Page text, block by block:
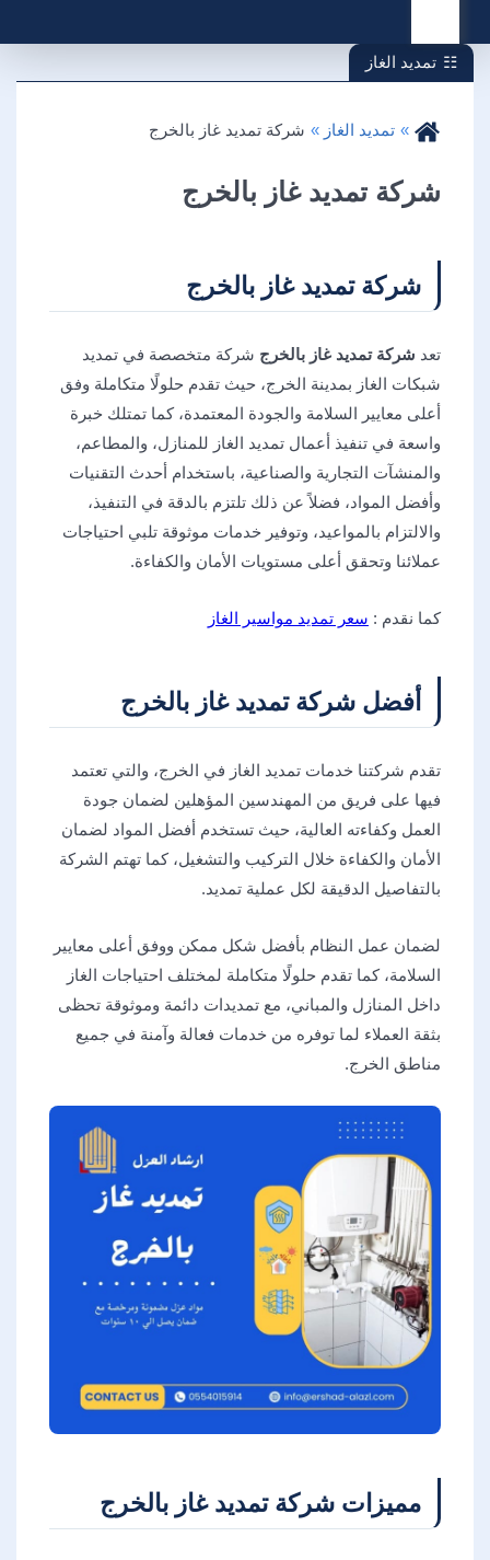
القائمة
تمديد الغاز
تمديد الغاز شركة تمديد غاز بالخرج
شركة تمديد غاز بالخرج
شركة تمديد غاز بالخرج
تعد شركة تمديد غاز بالخرج شركة متخصصة في تمديد
شبكات الغاز بمدينة الخرج، حيث تقدم حلولًا متكاملة وفق
أعلى معايير السلامة والجودة المعتمدة، كما تمتلك خبرة
واسعة في تنفيذ أعمال تمديد الغاز للمنازل، والمطاعم،
والمنشآت التجارية والصناعية، باستخدام أحدث التقنيات
وأفضل المواد، فضلاً عن ذلك تلتزم بالدقة في التنفيذ،
والالتزام بالمواعيد، وتوفير خدمات موثوقة تلبي احتياجات
عملائنا وتحقق أعلى مستويات الأمان والكفاءة.
كما نقدم : سعر تمديد مواسير الغاز
أفضل شركة تمديد غاز بالخرج
تقدم شركتنا خدمات تمديد الغاز في الخرج، والتي تعتمد
فيها على فريق من المهندسين المؤهلين لضمان جودة
العمل وكفاءته العالية، حيث تستخدم أفضل المواد لضمان
الأمان والكفاءة خلال التركيب والتشغيل، كما تهتم الشركة
بالتفاصيل الدقيقة لكل عملية تمديد.
لضمان عمل النظام بأفضل شكل ممكن ووفق أعلى معايير
السلامة، كما تقدم حلولًا متكاملة لمختلف احتياجات الغاز
داخل المنازل والمباني، مع تمديدات دائمة وموثوقة تحظى
بثقة العملاء لما توفره من خدمات فعالة وآمنة في جميع
مناطق الخرج.
مميزات شركة تمديد غاز بالخرج